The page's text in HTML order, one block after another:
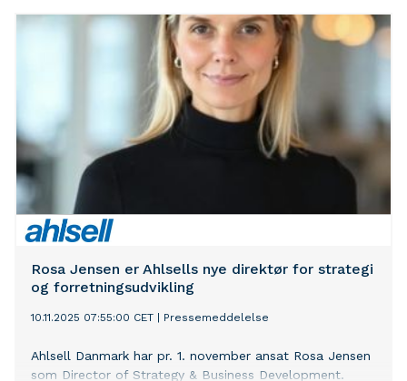
Rosa Jensen er Ahlsells nye direktør for strategi
og forretningsudvikling
10.11.2025 07:55:00 CET Pressemeddelelse
Ahlsell Danmark har pr. 1. november ansat Rosa Jensen
som Director of Strategy & Business Development.